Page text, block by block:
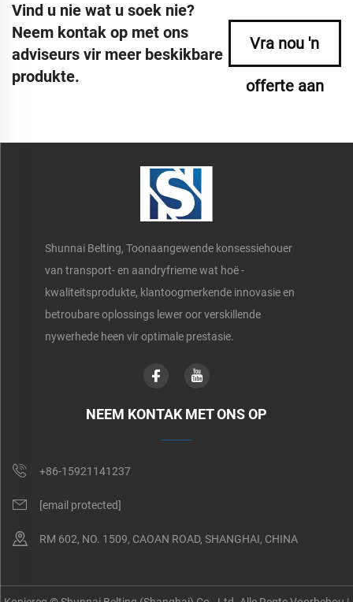
Vind u nie wat u soek nie?
Neem kontak op met ons
adviseurs vir meer beskikbare
produkte.
Vra nou 'n
offerte aan
Shunnai Belting, Toonaangewende konsessiehouer
van transport- en aandryfrieme wat hoë -
kwaliteitsprodukte, klantoogmerkende innovasie en
betroubare oplossings lewer oor verskillende
nywerhede heen vir optimale prestasie.
NEEM KONTAK MET ONS OP
+86-15921141237
[email protected]
RM 602, NO. 1509, CAOAN ROAD, SHANGHAI, CHINA